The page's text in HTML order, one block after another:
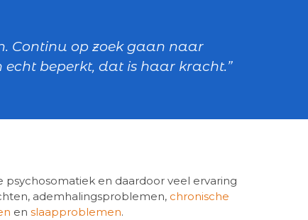
Continu op zoek gaan naar
beperkt, dat is haar kracht.”
psychosomatiek en daardoor veel ervaring
ademhalingsproblemen, chronische
en slaapproblemen.